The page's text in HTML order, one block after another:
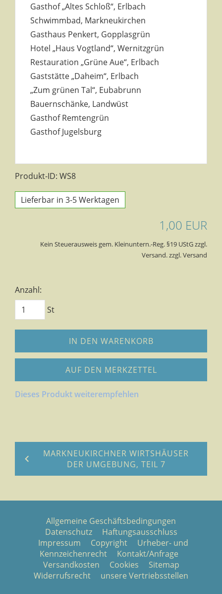
Gasthof „Altes Schloß“, Erlbach
Schwimmbad, Markneukirchen
Gasthaus Penkert, Gopplasgrün
Hotel „Haus Vogtland“, Wernitzgrün
Restauration „Grüne Aue“, Erlbach
Gaststätte „Daheim“, Erlbach
„Zum grünen Tal“, Eubabrunn
Bauernschänke, Landwüst
Gasthof Remtengrün
Gasthof Jugelsburg
Produkt-ID: WS8
Lieferbar in 3-5 Werktagen
1,00 EUR
Kein Steuerausweis gem. Kleinuntern.-Reg. §19 UStG zzgl.
Versand. zzgl. Versand
Anzahl:
St
IN DEN WARENKORB
AUF DEN MERKZETTEL
Dieses Produkt weiterempfehlen
MARKNEUKIRCHNER WIRTSHÄUSER
DER UMGEBUNG, TEIL 7
Allgemeine Geschäftsbedingungen
Datenschutz
Haftungsausschluss
Impressum
Copyright
Urheber- und
Kennzeichenrecht
Kontakt/Anfrage
Versandkosten
Cookies
Sitemap
Widerrufsrecht
unsere Vertriebsstellen